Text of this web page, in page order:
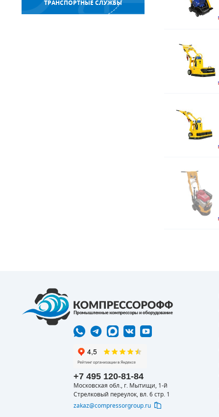
ТРАНСПОРТНЫЕ СЛУЖБЫ
+7 495 120-81-84
Московская обл., г. Мытищи, 1-й
Стрелковый переулок, вл. 6 стр. 1
zakaz@compressorgroup.ru